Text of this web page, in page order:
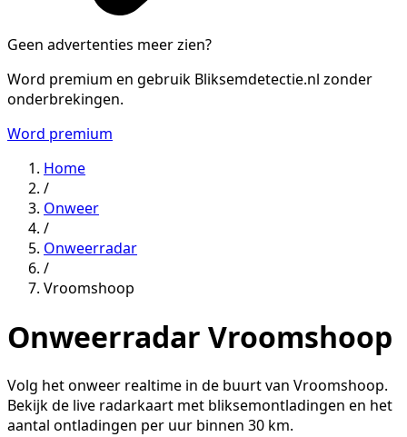
Geen advertenties meer zien?
Word premium en gebruik Bliksemdetectie.nl zonder
onderbrekingen.
Word premium
Home
/
Onweer
/
Onweerradar
/
Vroomshoop
Onweerradar Vroomshoop
Volg het onweer realtime in de buurt van Vroomshoop.
Bekijk de live radarkaart met bliksemontladingen en het
aantal ontladingen per uur binnen 30 km.